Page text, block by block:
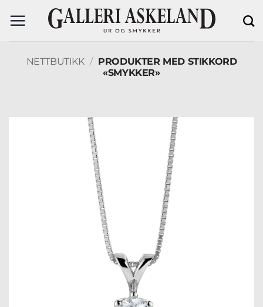
NETTBUTIKK / PRODUKTER MED STIKKORD
«SMYKKER»